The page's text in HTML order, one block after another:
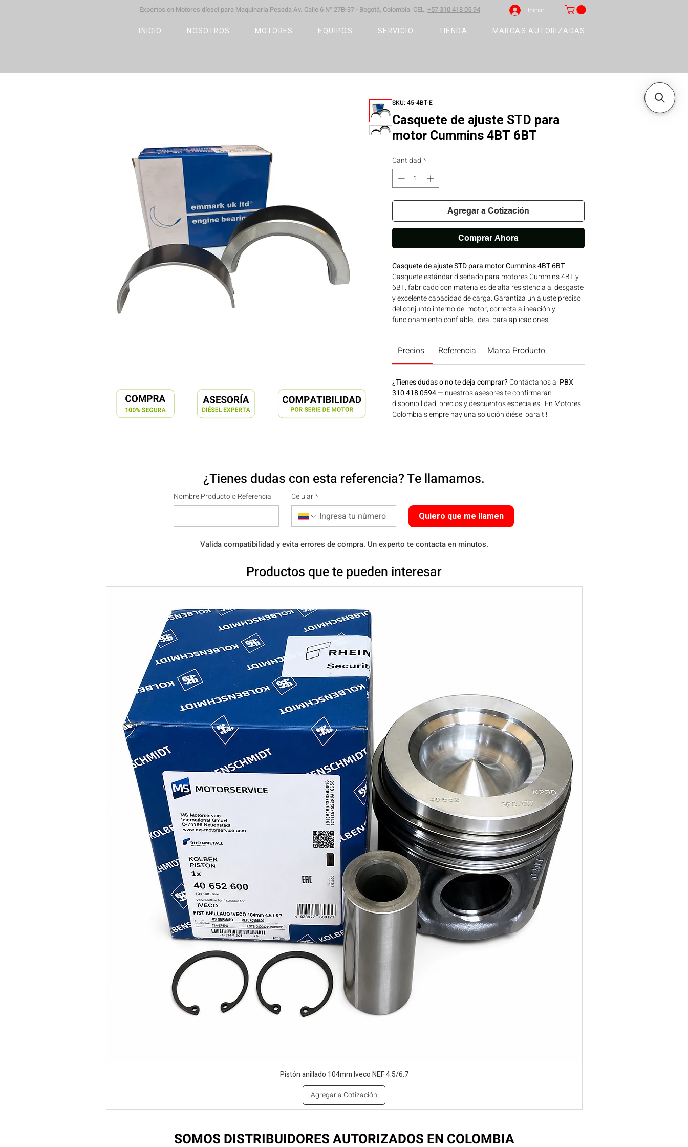
Expertos en Motores díesel para Maquinaria Pesada Av. Calle 6 N° 27B-37 - Bogotá, Colombia CEL: +57 310 418 05 94 Iniciar sesión
INICIO NOSOTROS MOTORES EQUIPOS SERVICIO TIENDA MARCAS AUTORIZADAS
SKU: 45-4BT-E
Casquete de ajuste STD para
motor Cummins 4BT 6BT
Cantidad *
Agregar a Cotización
Comprar Ahora
Casquete de ajuste STD para motor Cummins 4BT 6BT
Casquete estándar diseñado para motores Cummins 4BT y
6BT, fabricado con materiales de alta resistencia al desgaste
y excelente capacidad de carga. Garantiza un ajuste preciso
del conjunto interno del motor, correcta alineación y
funcionamiento confiable, ideal para aplicaciones
maquinaria agrícola, construcción, minería y generación de
energía disponible en Bogotá, Colombia. Consíguelo ahora
Precios. Referencia Marca Producto.
¿Tienes dudas o no te deja comprar? Contáctanos al PBX
310 418 0594— nuestros asesores te confirmarán
disponibilidad, precios y descuentos especiales. ¡En Motores
Colombia siempre hay una solución diésel para ti!
¿Tienes dudas con esta referencia? Te llamamos.
Nombre Producto o Referencia Celular *
Quiero que me llamen
Valida compatibilidad y evita errores de compra. Un experto te contacta en minutos.
Productos que te pueden interesar
Pistón anillado 104mm Iveco NEF 4.5/6.7
Agregar a Cotización
SOMOS DISTRIBUIDORES AUTORIZADOS EN COLOMBIA